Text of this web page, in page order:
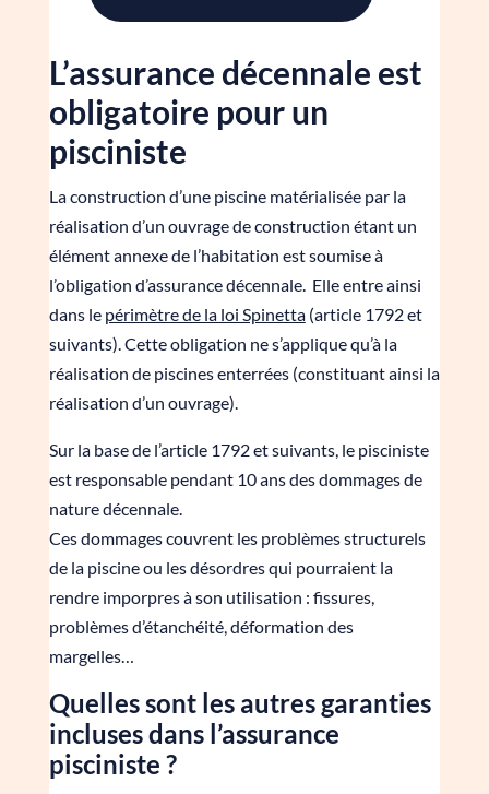
L’assurance décennale est
obligatoire pour un
pisciniste
La construction d’une piscine matérialisée par la
réalisation d’un ouvrage de construction étant un
élément annexe de l’habitation est soumise à
l’obligation d’assurance décennale. Elle entre ainsi
dans le périmètre de la loi Spinetta(article 1792 et
suivants). Cette obligation ne s’applique qu’à la
réalisation de piscines enterrées (constituant ainsi la
réalisation d’un ouvrage).
Sur la base de l’article 1792 et suivants, le pisciniste
est responsable pendant 10 ans des dommages de
nature décennale.
Ces dommages couvrent les problèmes structurels
de la piscine ou les désordres qui pourraient la
rendre imporpres à son utilisation : fissures,
problèmes d’étanchéité, déformation des
margelles…
Quelles sont les autres garanties
incluses dans l’assurance
pisciniste ?